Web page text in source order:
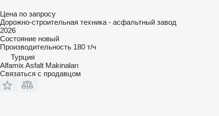
Цена по запросу
Дорожно-строительная техника - асфальтный завод
2026
Состояние новый
Производительность 180 т/ч
Турция
Alfamix Asfalt Makinaları
Связаться с продавцом